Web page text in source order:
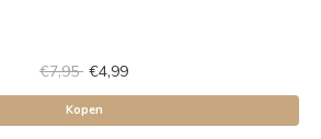
€7,95 €4,99
Kopen